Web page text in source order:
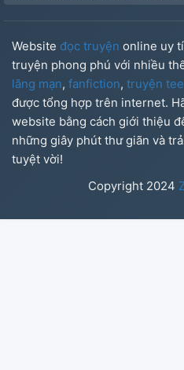
Website đọc truyện online uy
truyện phong phú với nhiều
lãng mạn, fanfiction, truyện
được tổng hợp trên internet.
website bằng cách giới thiệu
những giây phút thư giãn và
tuyệt vời!
Copyright 2024